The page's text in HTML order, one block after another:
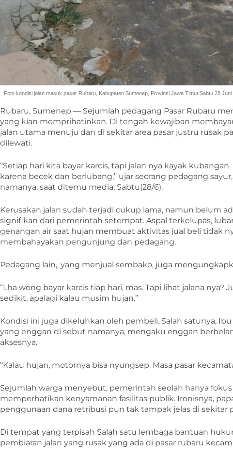
Foto kondisi jalan masuk pasar Rubaru, Kabupaten Sumenep, Provinsi Jawa Timur.Sabtu 28 Juni
Rubaru, Sumenep — Sejumlah pedagang Pasar Rubaru
yang kian memprihatinkan. Di tengah kewajiban
jalan utama menuju dan di sekitar area pasar justru rusak
dilewati.
“Setiap hari kita bayar karcis, tapi jalan nya kayak
karena becek dan berlubang,” ujar seorang pedagang
namanya, saat ditemu media, Sabtu(28/6).
Kerusakan jalan sudah terjadi cukup lama, namun belum
signifikan dari pemerintah setempat. Aspal terkelupas,
genangan air saat hujan membuat aktivitas jual beli tidak
membahayakan pengunjung dan pedagang.
Pedagang lain,, yang menjual sembako, juga
“Lha wong bayar karcis tiap hari, mas. Tapi lihat jalana nya?
sedikit, apalagi kalau musim hujan.”
Kondisi ini juga dikeluhkan oleh pembeli. Salah satunya,
yang enggan di sebut namanya, mengaku enggan
aksesnya.
“Kalau hujan, motornya bisa nyungsep. Masa pasar
Sejumlah warga menyebut, pemerintah seolah hanya
memperhatikan kenyamanan fasilitas publik. Ironisnya,
penggunaan dana retribusi pun tak tampak jelas di sekitar
Di tempat yang terpisah Salah satu lembaga bantuan
pembiaran jalan yang rusak yang ada di pasar rubaru